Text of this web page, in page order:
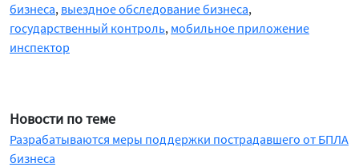
бизнеса, выездное обследование бизнеса,
государственный контроль, мобильное приложение
инспектор
Новости по теме
Разрабатываются меры поддержки пострадавшего от БПЛА
бизнеса